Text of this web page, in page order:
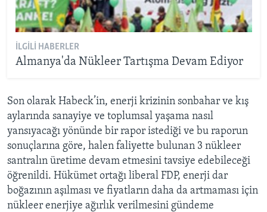
İLGILI HABERLER
Almanya'da Nükleer Tartışma Devam Ediyor
Son olarak Habeck’in, enerji krizinin sonbahar ve kış
aylarında sanayiye ve toplumsal yaşama nasıl
yansıyacağı yönünde bir rapor istediği ve bu raporun
sonuçlarına göre, halen faliyette bulunan 3 nükleer
santralın üretime devam etmesini tavsiye edebileceği
öğrenildi. Hükümet ortağı liberal FDP, enerji dar
boğazının aşılması ve fiyatların daha da artmaması için
nükleer enerjiye ağırlık verilmesini gündeme